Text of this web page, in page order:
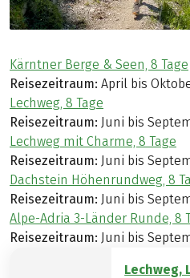
Kärntner Berge & Seen, 8 Tage
Reisezeitraum: April bis
Lechweg, 8 Tage
Reisezeitraum: Juni bis
Lechweg mit Charme, 8 Tage
Reisezeitraum: Juni bis
Dachstein Höhenrundweg, 8
Reisezeitraum: Juni bis
Alpe-Adria 3-Länder Runde, 8
Reisezeitraum: Juni bis
Lechweg,